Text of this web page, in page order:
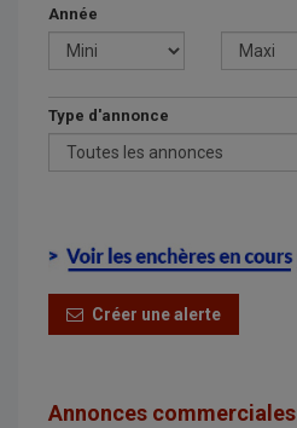
Année
Type d'annonce
Créer une alerte
Annonces commerciales